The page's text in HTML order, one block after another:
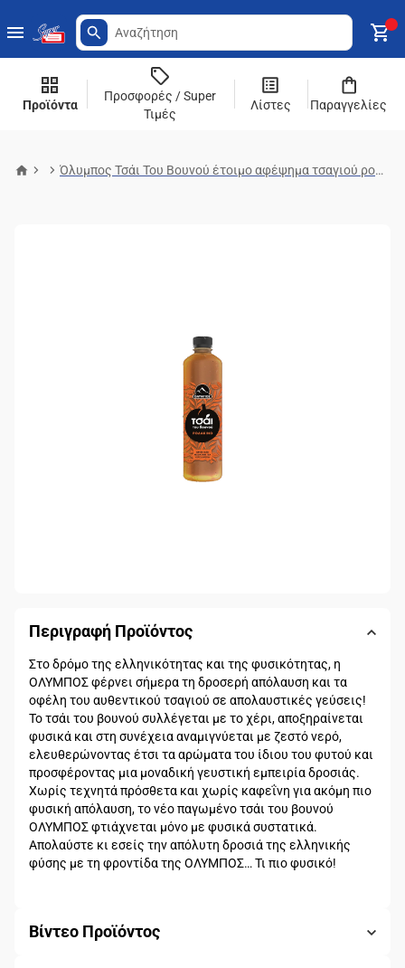
Προϊόντα
Προσφορές / Super
Τιμές
Λίστες Παραγγελίες
Όλυμπος Τσάι Του Βουνού έτοιμο αφέψημα τσαγιού ροδάκινο, χωρίς καφεϊνη 500ml
Περιγραφή Προϊόντος
Στο δρόμο της ελληνικότητας και της φυσικότητας, η
ΟΛΥΜΠΟΣ φέρνει σήμερα τη δροσερή απόλαυση και τα
οφέλη του αυθεντικού τσαγιού σε απολαυστικές γεύσεις!
Το τσάι του βουνού συλλέγεται με το χέρι, αποξηραίνεται
φυσικά και στη συνέχεια αναμιγνύεται με ζεστό νερό,
ελευθερώνοντας έτσι τα αρώματα του ίδιου του φυτού και
προσφέροντας μια μοναδική γευστική εμπειρία δροσιάς.
Χωρίς τεχνητά πρόσθετα και χωρίς καφεΐνη για ακόμη πιο
φυσική απόλαυση, το νέο παγωμένο τσάι του βουνού
ΟΛΥΜΠΟΣ φτιάχνεται μόνο με φυσικά συστατικά.
Απολαύστε κι εσείς την απόλυτη δροσιά της ελληνικής
φύσης με τη φροντίδα της ΟΛΥΜΠΟΣ… Τι πιο φυσικό!
Βίντεο Προϊόντος